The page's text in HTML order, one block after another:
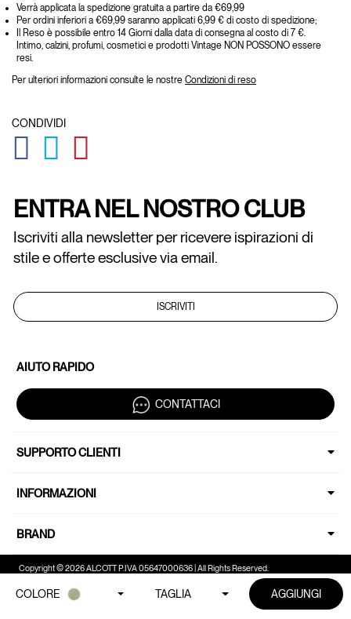
Verrà applicata la spedizione gratuita a partire da €69,99
Per ordini inferiori a €69,99 saranno applicati 6,99 € di costo di spedizione;
Il Reso è possibile entro 14 Giorni dalla data di consegna al costo di 7 €.
Intimo, calzini, profumi, cosmetici e prodotti Vintage NON POSSONO essere
resi.
Per ulteriori informazioni consulte le nostre Condizioni di reso
CONDIVIDI
GLOBAL.SOCIALSHARE.FACEBOOK
GLOBAL.SOCIALSHARE.TWITTER
COLORE TAGLIA AGGIUNGI
ENTRA NEL NOSTRO CLUB
Iscriviti alla newsletter per ricevere ispirazioni di
stile e offerte esclusive via email.
ISCRIVITI
AIUTO RAPIDO
CONTATTACI
SUPPORTO CLIENTI
INFORMAZIONI
BRAND
Copyright © 2026 ALCOTT P.IVA 05647000636 | All Rights Reserved.
Le tue preferenze relative alla privacy